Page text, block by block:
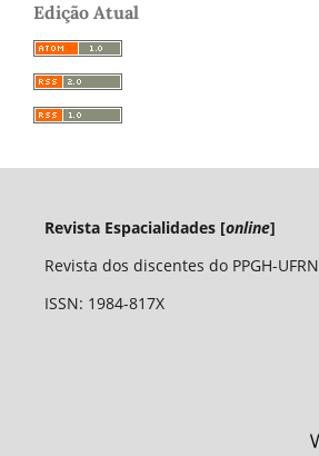
Edição Atual
Revista Espacialidades [online]
Revista dos discentes do PPGH-UFRN
ISSN: 1984-817X